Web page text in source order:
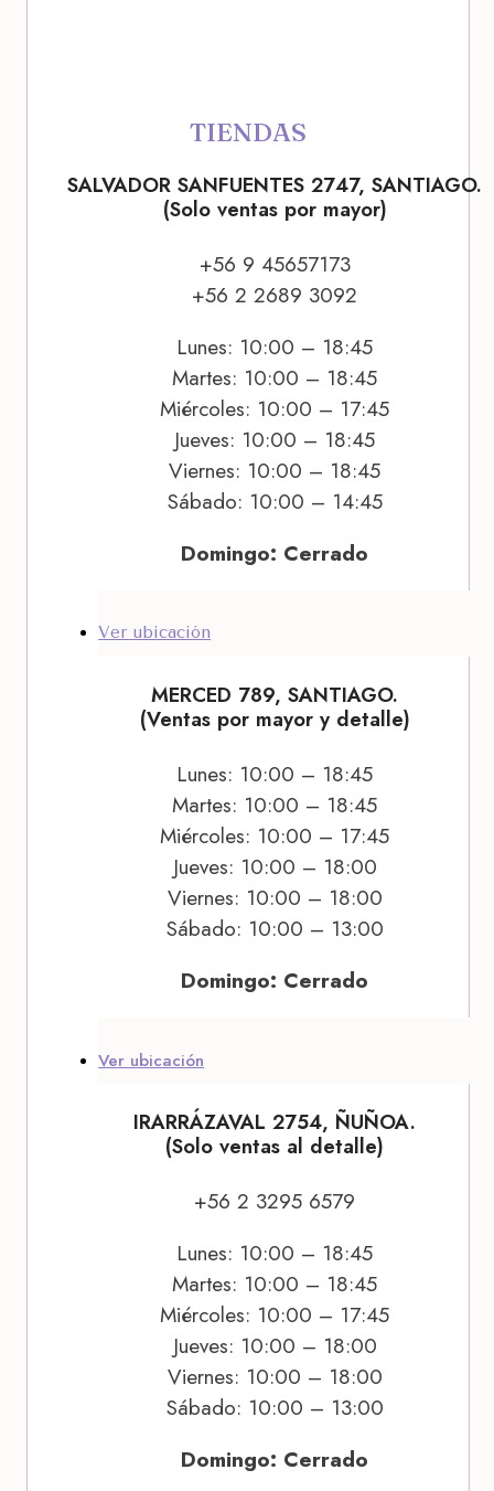
TIENDAS
SALVADOR SANFUENTES 2747, SANTIAGO.
(Solo ventas por mayor)
+56 9 45657173
+56 2 2689 3092
Lunes: 10:00 – 18:45
Martes: 10:00 – 18:45
Miércoles: 10:00 – 17:45
Jueves: 10:00 – 18:45
Viernes: 10:00 – 18:45
Sábado: 10:00 – 14:45
Domingo: Cerrado
Ver ubicación
MERCED 789, SANTIAGO.
(Ventas por mayor y detalle)
Lunes: 10:00 – 18:45
Martes: 10:00 – 18:45
Miércoles: 10:00 – 17:45
Jueves: 10:00 – 18:00
Viernes: 10:00 – 18:00
Sábado: 10:00 – 13:00
Domingo: Cerrado
Ver ubicación
IRARRÁZAVAL 2754, ÑUÑOA.
(Solo ventas al detalle)
+56 2 3295 6579
Lunes: 10:00 – 18:45
Martes: 10:00 – 18:45
Miércoles: 10:00 – 17:45
Jueves: 10:00 – 18:00
Viernes: 10:00 – 18:00
Sábado: 10:00 – 13:00
Domingo: Cerrado